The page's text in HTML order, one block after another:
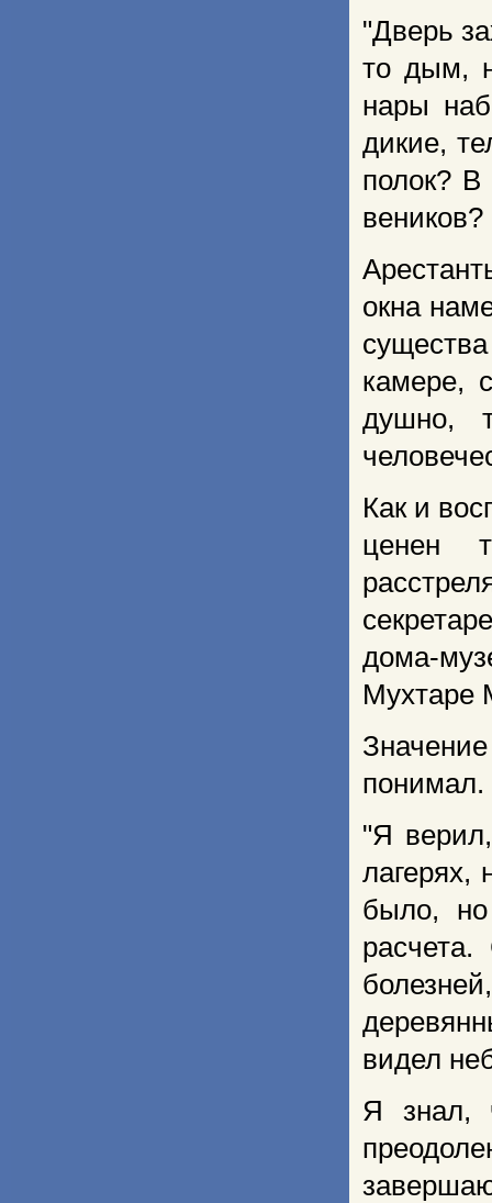
"Дверь
то дым,
нары
дикие,
полок?
окна
камере,
душно,
Как и
ценен
дома-
Мухтаре
понимал.
"Я
лагерях,
было, но
видел
Я знал,